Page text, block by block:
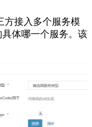
方接入多个服务模
体哪一个服务。该